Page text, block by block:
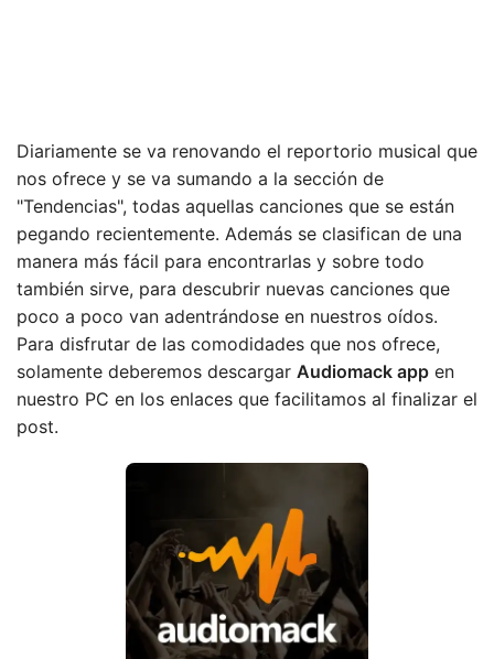
Diariamente se va renovando el reportorio musical que
nos ofrece y se va sumando a la sección de
"Tendencias", todas aquellas canciones que se están
pegando recientemente. Además se clasifican de una
manera más fácil para encontrarlas y sobre todo
también sirve, para descubrir nuevas canciones que
poco a poco van adentrándose en nuestros oídos.
Para disfrutar de las comodidades que nos ofrece,
solamente deberemos descargar Audiomack app en
nuestro PC en los enlaces que facilitamos al finalizar el
post.